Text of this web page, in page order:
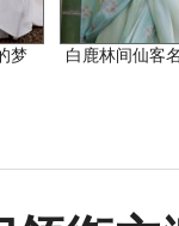
梦 白鹿林间仙客